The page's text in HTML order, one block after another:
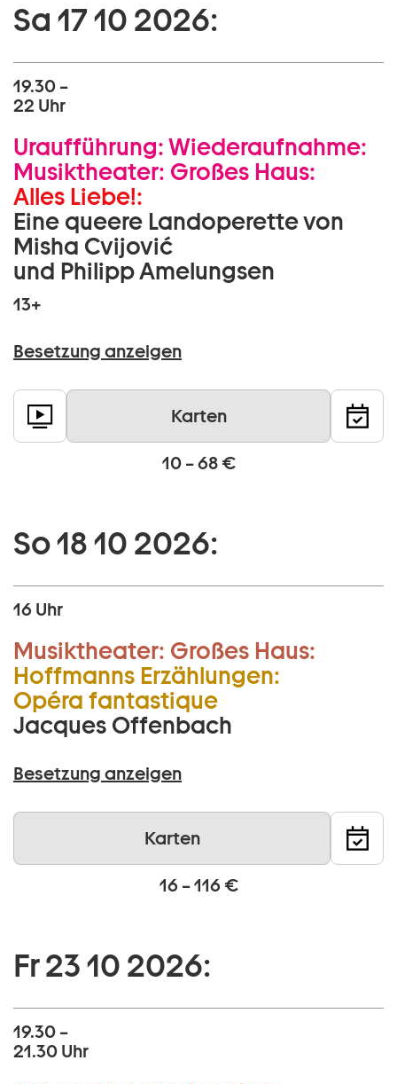
Sa 17 10 2026:
19.30 –
22 Uhr
Uraufführung:Wiederaufnahme:
Musiktheater: Großes Haus:
Alles Liebe!:
Eine queere Landoperette von
Misha Cvijović
und Philipp Amelungsen
13+
Besetzung anzeigen
Karten
10 – 68 €
So 18 10 2026:
16 Uhr
Musiktheater: Großes Haus:
Hoffmanns Erzählungen:
Opéra fantastique
Jacques Offenbach
Besetzung anzeigen
Karten
16 – 116 €
Fr 23 10 2026:
19.30 –
21.30 Uhr